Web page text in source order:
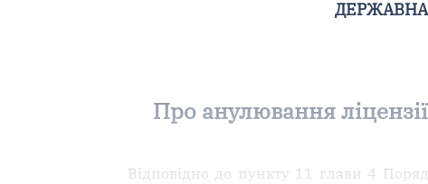
ДЕРЖАВНА
Про анулювання
Відповідно до пункту 11 глави 4